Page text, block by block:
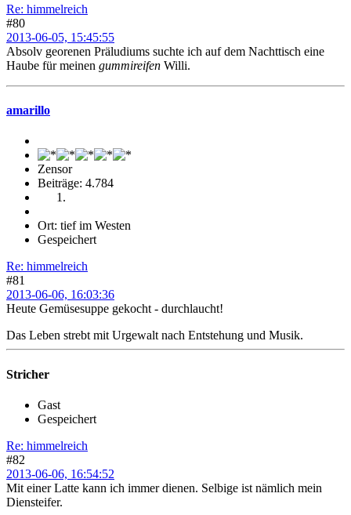
Re: himmelreich
#80
2013-06-05, 15:45:55
Absolv georenen Präludiums suchte ich auf dem Nachttisch eine
Haube für meinen gummireifen Willi.
amarillo
Zensor
Beiträge: 4.784
Ort: tief im Westen
Gespeichert
Re: himmelreich
#81
2013-06-06, 16:03:36
Heute Gemüsesuppe gekocht - durchlaucht!
Das Leben strebt mit Urgewalt nach Entstehung und Musik.
Stricher
Gast
Gespeichert
Re: himmelreich
#82
2013-06-06, 16:54:52
Mit einer Latte kann ich immer dienen. Selbige ist nämlich mein
Diensteifer.